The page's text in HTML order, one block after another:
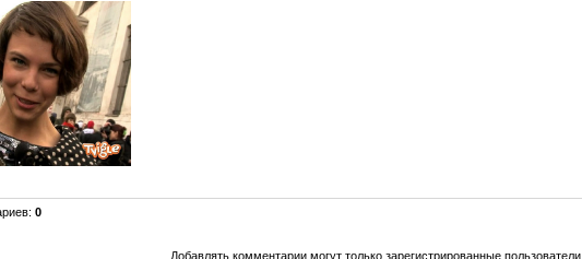
: 0
Добавлять комментарии могут только зарегистрированные пользователи.